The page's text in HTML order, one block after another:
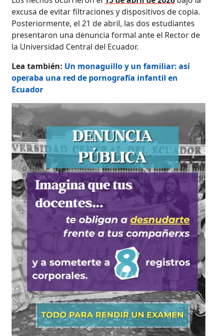
excusa de evitar filtraciones y dispositivos de copia.
Posteriormente, el 21 de abril, las dos estudiantes
presentaron una denuncia formal ante el Rector de
la Universidad Central del Ecuador.
Lea también: Un monaguillo y un familiar: así
operaba una red de pornografía infantil en
Ecuador